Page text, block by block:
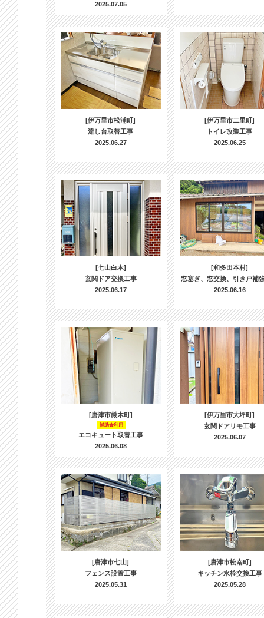
2025.07.05
[伊万里市松浦町]
流し台取替工事
2025.06.27
[伊万里市二里町]
トイレ改装工事
2025.06.25
[七山白木]
玄関ドア交換工事
2025.06.17
[和多田本村]
窓塞ぎ、窓交換、引き戸補
2025.06.16
[唐津市厳木町]
補助金利用
エコキュート取替工事
2025.06.08
[伊万里市大坪町]
玄関ドアリモ工事
2025.06.07
[唐津市七山]
フェンス設置工事
2025.05.31
[唐津市松南町]
キッチン水栓交換工事
2025.05.28